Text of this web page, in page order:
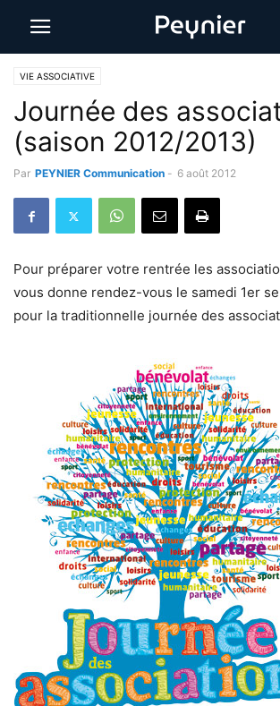
VIE ASSOCIATIVE
Journée des
(saison 2012/2013)
Par PEYNIER Communication - 6 août 2012
Pour préparer votre rentrée les
vous donne rendez-vous le samedi 1er
pour la traditionnelle journée des